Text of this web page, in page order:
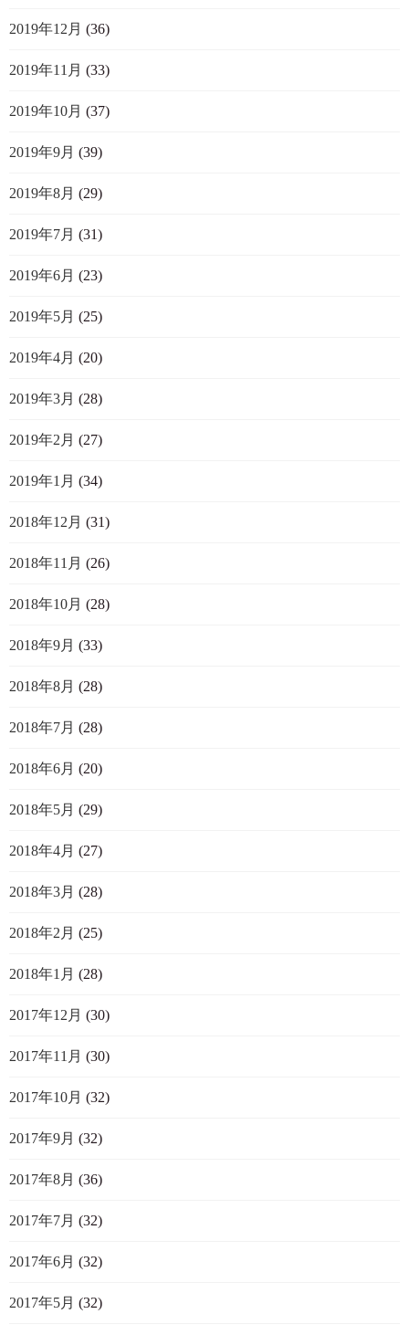
2019年12月 (36)
2019年11月 (33)
2019年10月 (37)
2019年9月 (39)
2019年8月 (29)
2019年7月 (31)
2019年6月 (23)
2019年5月 (25)
2019年4月 (20)
2019年3月 (28)
2019年2月 (27)
2019年1月 (34)
2018年12月 (31)
2018年11月 (26)
2018年10月 (28)
2018年9月 (33)
2018年8月 (28)
2018年7月 (28)
2018年6月 (20)
2018年5月 (29)
2018年4月 (27)
2018年3月 (28)
2018年2月 (25)
2018年1月 (28)
2017年12月 (30)
2017年11月 (30)
2017年10月 (32)
2017年9月 (32)
2017年8月 (36)
2017年7月 (32)
2017年6月 (32)
2017年5月 (32)